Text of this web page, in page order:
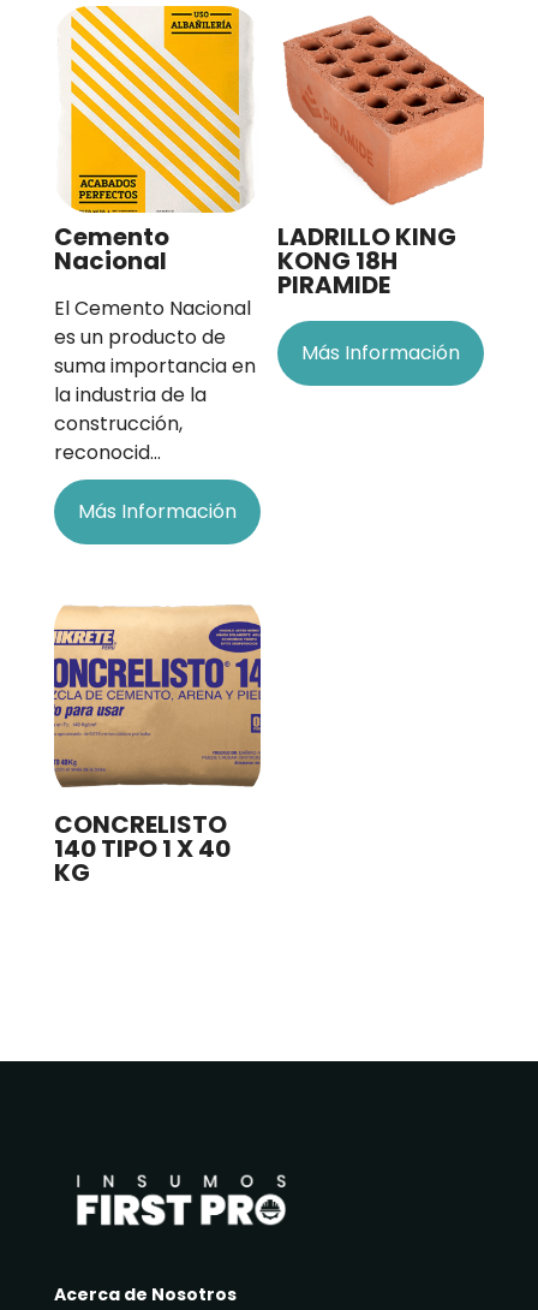
Cemento
Nacional
El Cemento Nacional
es un producto de
suma importancia en
la industria de la
construcción,
reconocid…
Más Información
LADRILLO KING
KONG 18H
PIRAMIDE
Más Información
CONCRELISTO
140 TIPO 1 X 40
KG
Acerca de Nosotros